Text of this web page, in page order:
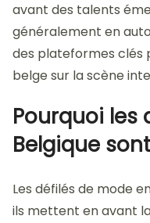
avant des talents
généralement en
des plateformes clés
belge sur la scène
Pourquoi les
Belgique
Les défilés de mode
ils mettent en avant